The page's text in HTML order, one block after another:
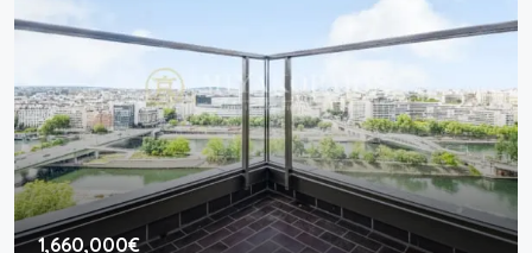
1,660,000€